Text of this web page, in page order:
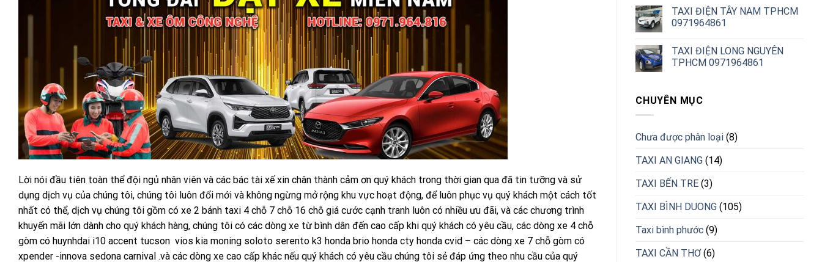
Lời nói đầu tiên toàn thể đội ngủ nhân viên và các bác tài xế xin chân thành cảm ơn quý khách trong thời gian qua đã tin tưỡng và sử
dụng dịch vụ của chúng tôi, chúng tôi luôn đổi mới và không ngừng mở rộng khu vực hoạt động, để luôn phục vụ quý khách một cách tốt
nhất có thể, dịch vụ chúng tôi gồm có xe 2 bánh taxi 4 chỗ 7 chỗ 16 chỗ giá cước cạnh tranh luôn có nhiều ưu đãi, và các chương trình
khuyến mãi lớn dành cho quý khách hàng, chúng tôi có các dòng xe từ bình dân đến cao cấp khi quý khách có yêu cầu, các dòng xe 4 chỗ
gòm có huynhdai i10 accent tucson vios kia moning soloto serento k3 honda brio honda cty honda cvid – các dòng xe 7 chỗ gòm có
xpender -innova sedona carnival .và các dòng xe cao cấp khác nếu quý khách có yêu cầu chúng tôi sẻ đáp ứng theo nhu cầu của quý
TAXI ĐIỆN TÂY NAM TPHCM
0971964861
TAXI ĐIỆN LONG NGUYÊN
TPHCM 0971964861
CHUYÊN MỤC
Chưa được phân loại (8)
TAXI AN GIANG (14)
TAXI BẾN TRE (3)
TAXI BÌNH DUONG (105)
Taxi bình phước (9)
TAXI CẦN THƠ(6)